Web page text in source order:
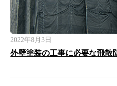
2022年8月3日
外壁塗装の工事に必要な飛散